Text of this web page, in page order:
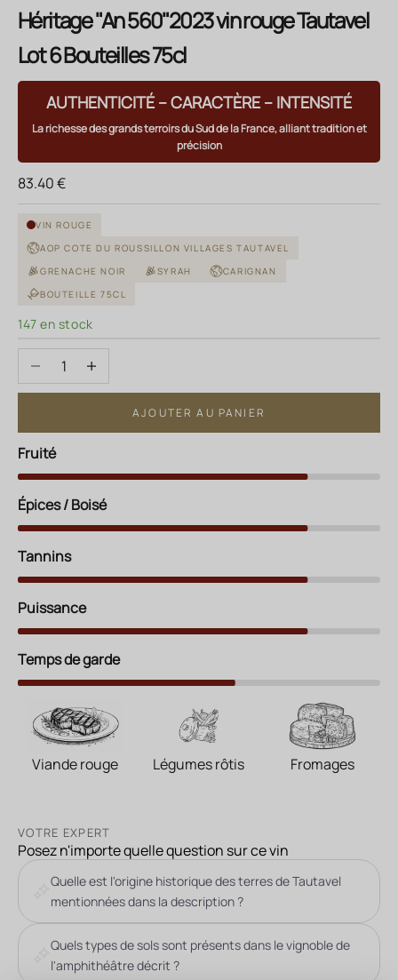
Héritage "An 560"2023 vin rouge Tautavel
Lot 6 Bouteilles 75cl
AUTHENTICITÉ – CARACTÈRE – INTENSITÉ
La richesse des grands terroirs du Sud de la France, alliant tradition et
précision
Prix de vente
83.40 €
VIN ROUGE
AOP COTE DU ROUSSILLON VILLAGES TAUTAVEL
GRENACHE NOIR
SYRAH
CARIGNAN
BOUTEILLE 75CL
147 en stock
Diminuer la quantitéAugmenter la quantité
AJOUTER AU PANIER
Fruité
Épices / Boisé
Tannins
Puissance
Temps de garde
Viande rouge Légumes rôtis Fromages
VOTRE EXPERT
Posez n'importe quelle question sur ce vin
Quelle est l'origine historique des terres de Tautavel
mentionnées dans la description ?
Quels types de sols sont présents dans le vignoble de
l'amphithéâtre décrit ?